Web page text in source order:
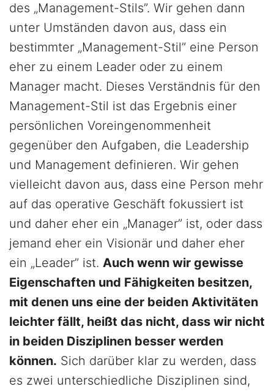
des „Management-Stils”. Wir gehen dann
unter Umständen davon aus, dass ein
bestimmter „Management-Stil” eine Person
eher zu einem Leader oder zu einem
Manager macht. Dieses Verständnis für den
Management-Stil ist das Ergebnis einer
persönlichen Voreingenommenheit
gegenüber den Aufgaben, die Leadership
und Management definieren. Wir gehen
vielleicht davon aus, dass eine Person mehr
auf das operative Geschäft fokussiert ist
und daher eher ein „Manager” ist, oder dass
jemand eher ein Visionär und daher eher
ein „Leader” ist. Auch wenn wir gewisse
Eigenschaften und Fähigkeiten besitzen,
mit denen uns eine der beiden Aktivitäten
leichter fällt, heißt das nicht, dass wir nicht
in beiden Disziplinen besser werden
können. Sich darüber klar zu werden, dass
es zwei unterschiedliche Disziplinen sind,